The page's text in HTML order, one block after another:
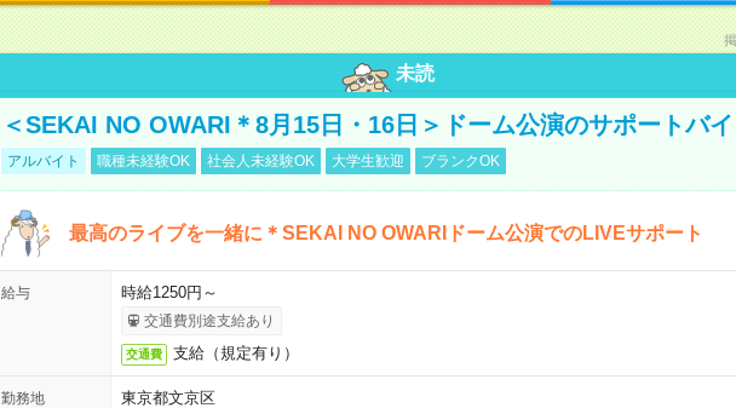
未読
＜SEKAI NO OWARI＊8月15日・16日＞ドーム公演のサポートバイ
アルバイト 職種未経験OK 社会人未経験OK 大学生歓迎 ブランクOK
最高のライブを一緒に＊SEKAI NO OWARIドーム公演でのLIVEサポート
給与 時給1250円～
交通費別途支給あり
交通費 支給（規定有り）
勤務地
東京都文京区